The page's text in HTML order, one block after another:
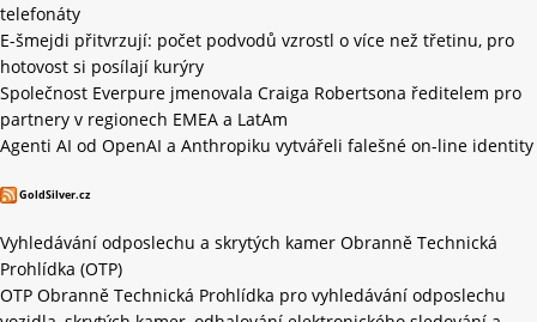
telefonáty
E-šmejdi přitvrzují: počet podvodů vzrostl o více než třetinu, pro
hotovost si posílají kurýry
Společnost Everpure jmenovala Craiga Robertsona ředitelem pro
partnery v regionech EMEA a LatAm
Agenti AI od OpenAI a Anthropiku vytvářeli falešné on-line identity
GoldSilver.cz
Vyhledávání odposlechu a skrytých kamer Obranně Technická
Prohlídka (OTP)
OTP Obranně Technická Prohlídka pro vyhledávání odposlechu